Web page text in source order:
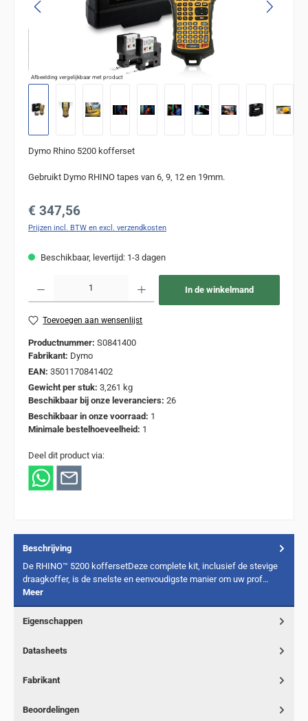
Afbeelding vergelijkbaar met product
Dymo Rhino 5200 kofferset
Gebruikt Dymo RHINO tapes van 6, 9, 12 en 19mm.
Normale prijs:
€ 347,56
Prijzen incl. BTW en excl. verzendkosten
Beschikbaar, levertijd: 1-3 dagen
In de winkelmand
Toevoegen aan wensenlijst
Productnummer: S0841400
Fabrikant: Dymo
EAN: 3501170841402
Gewicht per stuk: 3,261 kg
Beschikbaar bij onze leveranciers: 26
Beschikbaar in onze voorraad: 1
Minimale bestelhoeveelheid: 1
Deel dit product via:
Beschrijving
De RHINO™ 5200 koffersetDeze complete kit, inclusief de stevige
draagkoffer, is de snelste en eenvoudigste manier om uw prof…
Meer
Eigenschappen
Datasheets
Fabrikant
Beoordelingen